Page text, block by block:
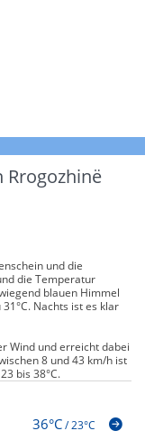
Rrogozhinë
und die
die Temperatur
blauen Himmel
Nachts ist es klar
Wind und erreicht dabei
8 und 43 km/h ist
bis 38°C.
36°C/23°C